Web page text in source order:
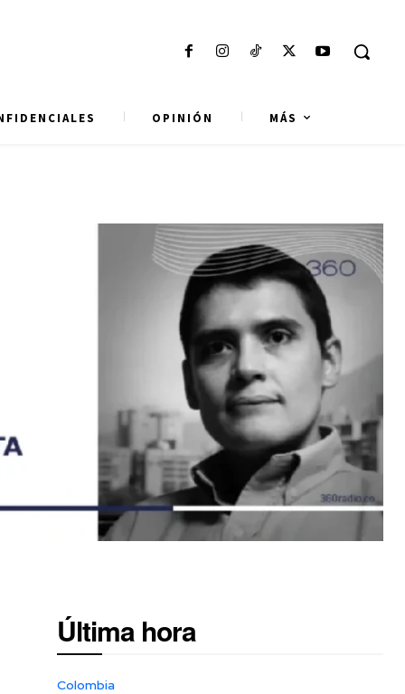
OPINIÓN MÁS
Última hora
Colombia